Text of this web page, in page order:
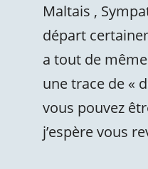
Maltais ,
départ
a tout de
une trace de «
vous pouvez
j’espère vous